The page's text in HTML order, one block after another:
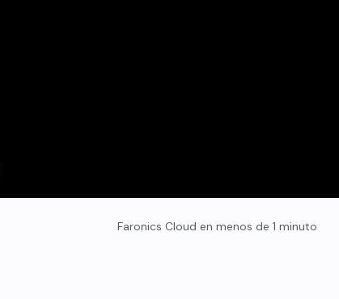
Faronics Cloud en menos de 1 minuto